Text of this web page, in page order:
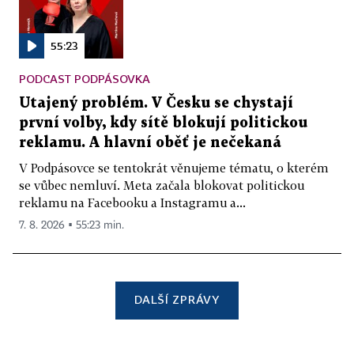
55:23
PODCAST PODPÁSOVKA
Utajený problém. V Česku se chystají
první volby, kdy sítě blokují politickou
reklamu. A hlavní oběť je nečekaná
V Podpásovce se tentokrát věnujeme tématu, o kterém
se vůbec nemluví. Meta začala blokovat politickou
reklamu na Facebooku a Instagramu a...
7. 8. 2026 ▪ 55:23 min.
DALŠÍ ZPRÁVY